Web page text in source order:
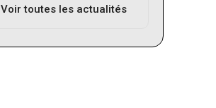
Voir toutes les actualités